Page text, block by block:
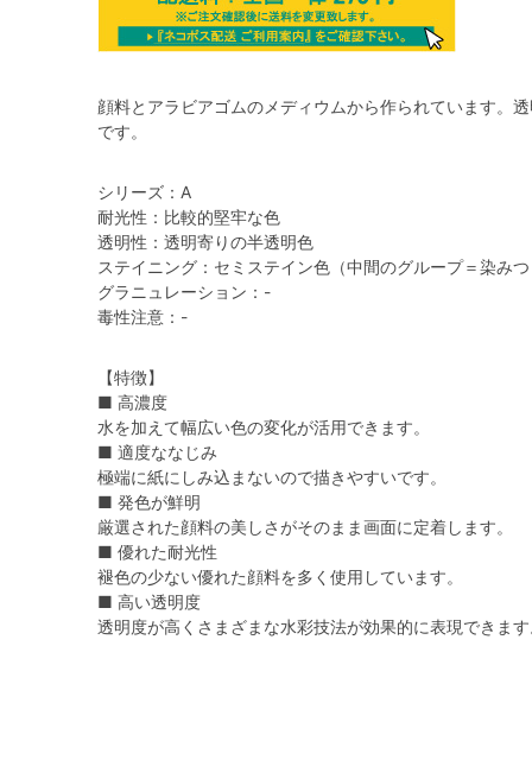
顔料とアラビアゴムのメディウムから作られています。
です。
シリーズ：A
耐光性：比較的堅牢な色
透明性：透明寄りの半透明色
ステイニング：セミステイン色（中間のグループ＝染み
グラニュレーション：-
毒性注意：-
【特徴】
■ 高濃度
水を加えて幅広い色の変化が活用できます。
■ 適度ななじみ
極端に紙にしみ込まないので描きやすいです。
■ 発色が鮮明
厳選された顔料の美しさがそのまま画面に定着します。
■ 優れた耐光性
褪色の少ない優れた顔料を多く使用しています。
■ 高い透明度
透明度が高くさまざまな水彩技法が効果的に表現できま